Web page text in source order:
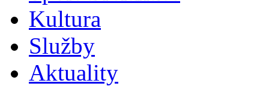
Kultura
Služby
Aktuality